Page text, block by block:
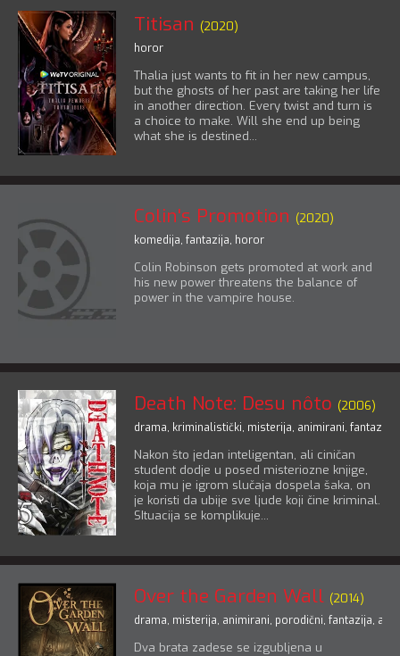
Titisan (2020)
horor
Thalia just wants to fit in her new campus,
but the ghosts of her past are taking her life
in another direction. Every twist and turn is
a choice to make. Will she end up being
what she is destined...
Colin's Promotion (2020)
komedija, fantazija, horor
Colin Robinson gets promoted at work and
his new power threatens the balance of
power in the vampire house.
Death Note: Desu nôto (2006)
drama, kriminalistički, misterija, animirani, fantazija
Nakon što jedan inteligentan, ali ciničan
student dodje u posed misteriozne knjige,
koja mu je igrom slučaja dospela šaka, on
je koristi da ubije sve ljude koji čine kriminal.
SItuacija se komplikuje...
Over the Garden Wall (2014)
drama, misterija, animirani, porodični, fantazija,
Dva brata zadese se izgubljena u